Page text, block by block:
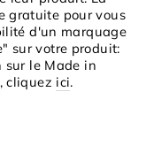
gratuite pour vous
d'un marquage
sur votre produit:
sur le Made in
cliquez ici.